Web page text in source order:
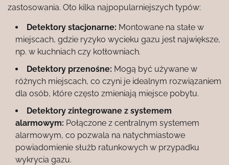
zastosowania. Oto kilka najpopularniejszych typów:
Detektory stacjonarne: Montowane na stałe w
miejscach, gdzie ryzyko wycieku gazu jest największe,
np. w kuchniach czy kotłowniach.
Detektory przenośne: Mogą być używane w
różnych miejscach, co czyni je idealnym rozwiązaniem
dla osób, które często zmieniają miejsce pobytu.
Detektory zintegrowane z systemem
alarmowym: Połączone z centralnym systemem
alarmowym, co pozwala na natychmiastowe
powiadomienie służb ratunkowych w przypadku
wykrycia gazu.